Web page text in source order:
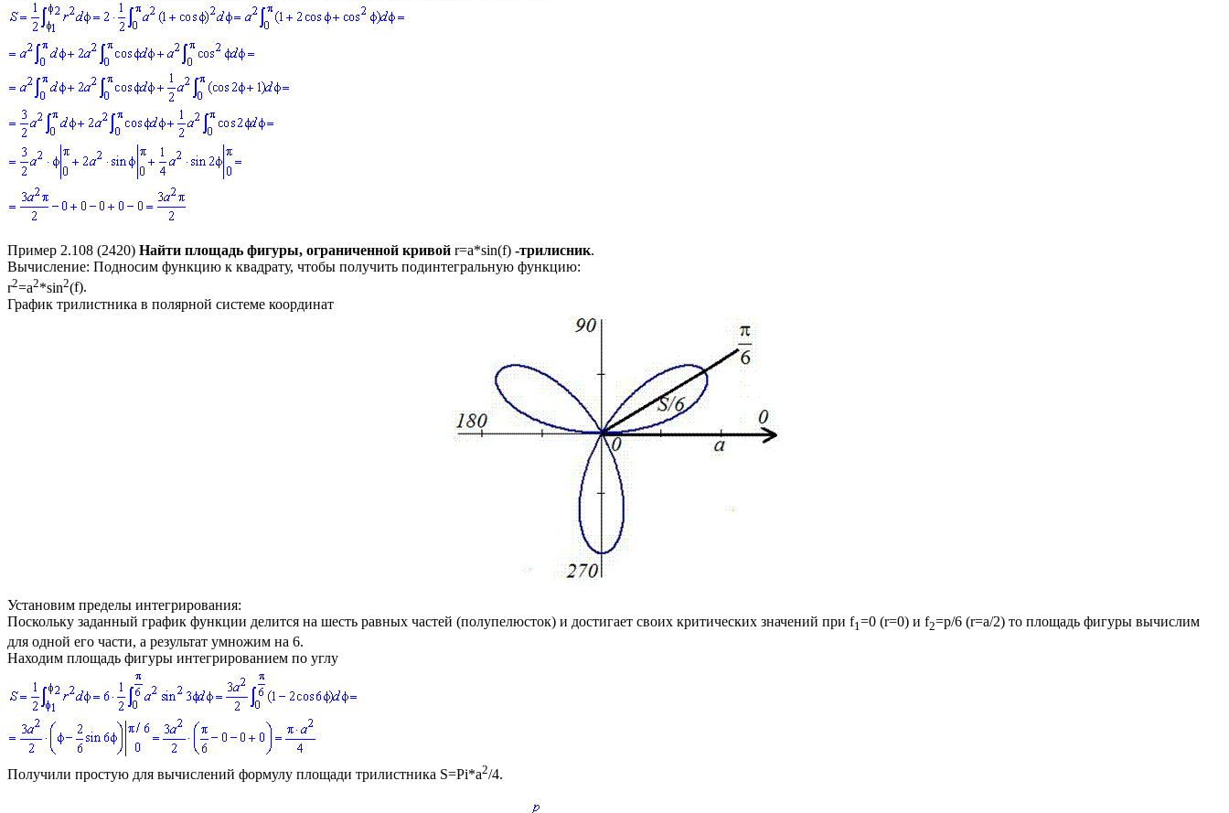
Пример 2.108 (2420) Найти площадь фигуры, ограниченной кривой r=a*sin(f) -трилисник.
Вычисление: Подносим функцию к квадрату, чтобы получить подинтегральную функцию:
r2=a2*sin2(f).
График трилистника в полярной системе координат
Установим пределы интегрирования:
Поскольку заданный график функции делится на шесть равных частей (полупелюсток) и достигает своих критических значений при f1 =0 (r=0) и f2=p/6 (r=a/2) то площадь фигуры вычислим
для одной его части, а результат умножим на 6.
Находим площадь фигуры интегрированием по углу
Получили простую для вычислений формулу площади трилистника S=Pi*a2/4.